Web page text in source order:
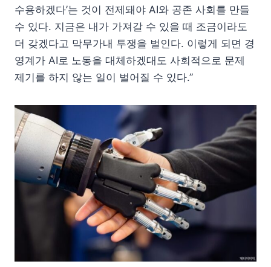
수용하겠다’는 것이 전제돼야 AI와 공존 사회를 만들
수 있다. 지금은 내가 가져갈 수 있을 때 조금이라도
더 갖겠다고 막무가내 투쟁을 벌인다. 이렇게 되면 경
영계가 AI로 노동을 대체하겠대도 사회적으로 문제
제기를 하지 않는 일이 벌어질 수 있다.”